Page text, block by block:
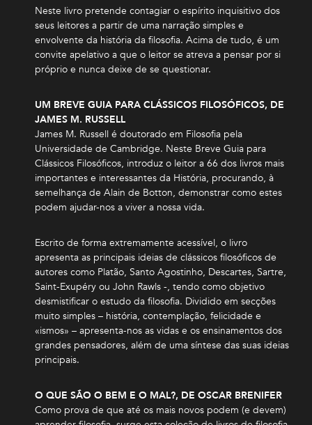
Neste livro pretende contagiar o espírito inquisitivo dos
seus leitores a partir de uma narração simples e
envolvente da história da filosofia. Acima de tudo, é um
convite apelativo a que o leitor se atreva a pensar por si
próprio e nunca deixe de se questionar.
UM BREVE GUIA PARA CLÁSSICOS FILOSÓFICOS, DE
JAMES M. RUSSELL
James M. Russell é doutorado em Filosofia pela
Universidade de Cambridge. Neste Breve Guia para
Clássicos Filosóficos, introduz o leitor a 66 dos livros mais
importantes e interessantes da História, procurando, à
semelhança de Alain de Botton, demonstrar como estes
podem ajudar-nos a viver a nossa vida.
Escrito de forma extremamente acessível, o livro
apresenta as principais ideias de clássicos filosóficos de
autores como Platão, Santo Agostinho, Descartes, Sartre,
Saint-Exupéry ou John Rawls -, tendo como objetivo
desmistificar o estudo da filosofia. Dividido em secções
muito simples – história, contemplação, felicidade e
«ismos» – apresenta-nos as vidas e os ensinamentos dos
grandes pensadores, além de uma síntese das suas ideias
principais.
O QUE SÃO O BEM E O MAL?, DE OSCAR BRENIFER
Como prova de que até os mais novos podem (e devem)